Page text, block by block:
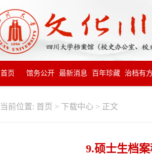
首页 馆务公开 最新消息 百年珍藏 治档有
当前位置: 首页 > 下载中心 > 正文
9.硕士生档